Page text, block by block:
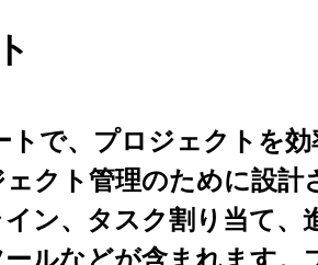
で、プロジェクトを効
クト管理のために設計
ン、タスク割り当て、